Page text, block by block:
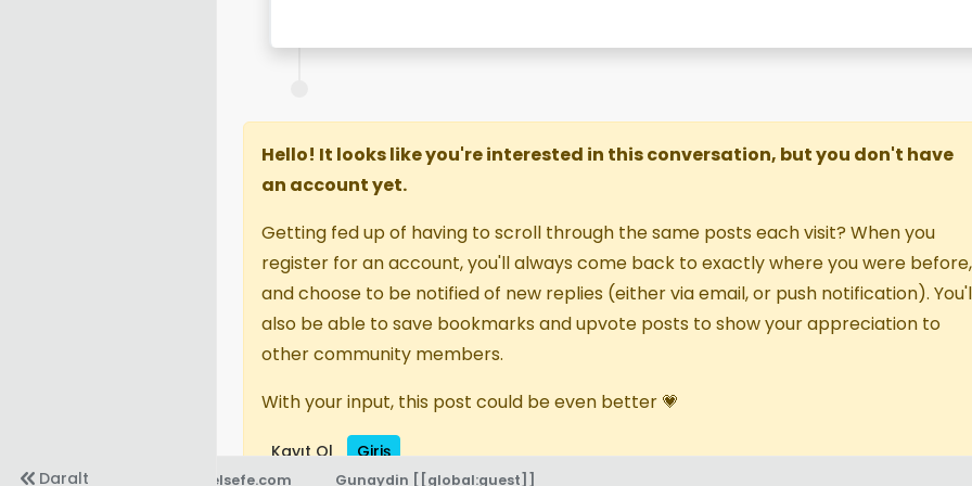
Daralt
Hello! It looks like you're interested in this conversation, but you don't have
an account yet.
Getting fed up of having to scroll through the same posts each visit? When you
register for an account, you'll always come back to exactly where you were before,
and choose to be notified of new replies (either via email, or push notification).
also be able to save bookmarks and upvote posts to show your appreciation to
other community members.
With your input, this post could be even better 💗
Kayıt Ol Giriş
efelsefe.com Gunaydin [[global:guest]]